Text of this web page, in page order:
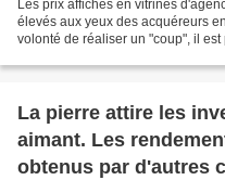
Les prix affichés en vitrines
élevés aux yeux des acquéreurs
volonté de réaliser un "coup", il
La pierre attire les
aimant. Les
obtenus par d'autres